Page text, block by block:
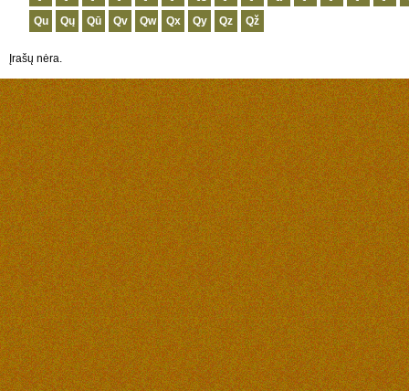
Qu
Qų Qū Qv Qw Qx Qy Qz Qž
Įrašų nėra.